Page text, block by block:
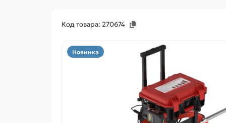
Код товара: 270674
Новинка